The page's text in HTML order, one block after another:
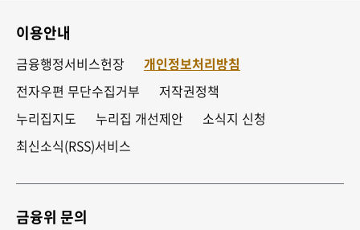
이용안내
금융행정서비스헌장
개인정보처리방침
전자우편 무단수집거부
저작권정책
누리집지도
누리집 개선제안
소식지 신청
최신소식(RSS)서비스
금융위 문의